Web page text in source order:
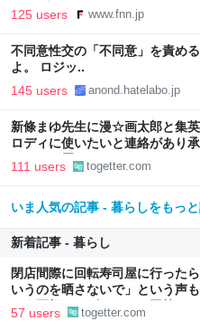
FNNプライムオンライン
125 users www.fnn.jp
不同意性交の「不同意」を責め
よ。 ロジッ..
145 users anond.hatelabo.jp
新條まゆ先生に漫☆画太郎と集
ロディに使いたいと連絡があり
いものが届いた
111 users togetter.com
いま人気の記事 - 暮らしをもっ
新着記事 - 暮らし
閉店間際に回転寿司屋に行った
いうのを晒さないで」という声
いう正規サービスだとの回答も
57 users togetter.com